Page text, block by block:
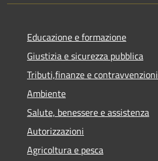
Educazione e formazione
Giustizia e sicurezza pubblica
Tributi,finanze e contravvenzioni
Ambiente
Salute, benessere e assistenza
Autorizzazioni
Agricoltura e pesca